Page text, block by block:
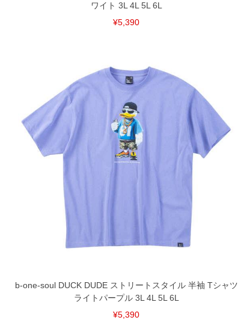
ワイト 3L 4L 5L 6L
¥5,390
b-one-soul DUCK DUDE ストリートスタイル 半袖 Tシャツ
ライトパープル 3L 4L 5L 6L
¥5,390